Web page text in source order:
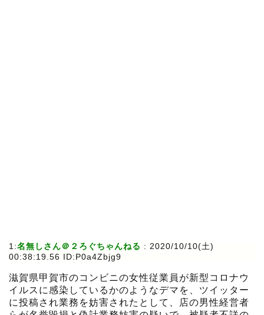
1:名無しさん＠２ろぐちゃんねる : 2020/10/10(土)
00:38:19.56 ID:P0a4Zbjg9
滋賀県甲賀市のコンビニの女性従業員が新型コロナウ
イルスに感染しているかのようなデマを、ツイッター
に投稿され業務を妨害されたとして、店の男性経営者